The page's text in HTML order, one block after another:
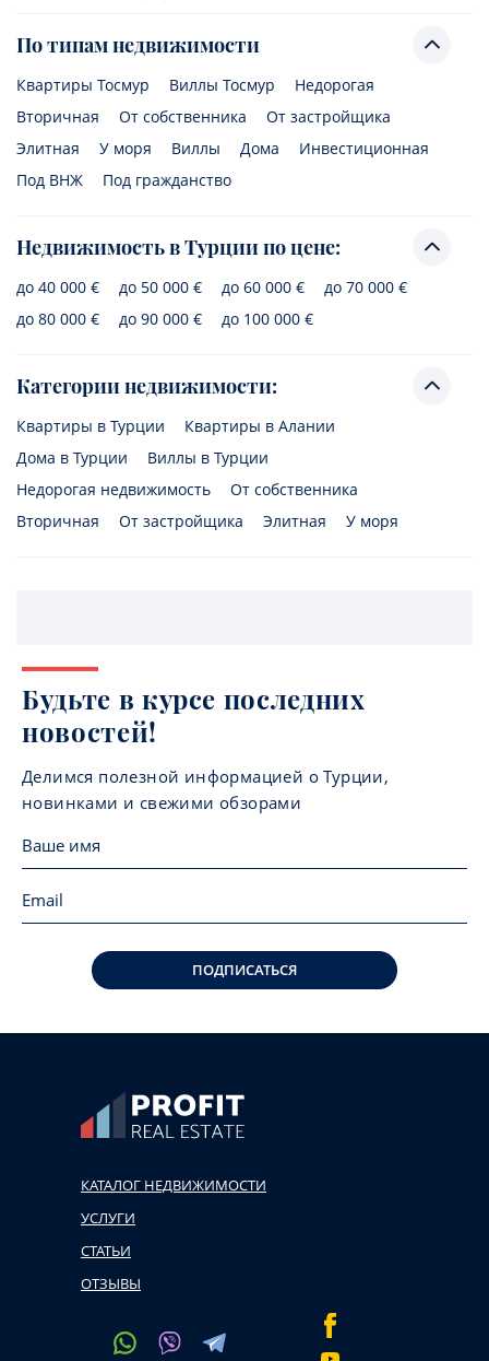
По типам недвижимости
Квартиры Тосмур Виллы Тосмур
Недорогая
Вторичная
От собственника
От застройщика
Элитная
У моря Виллы Дома
Инвестиционная
Под ВНЖ
Под гражданство
Недвижимость в Турции по цене:
до 40 000 € до 50 000 € до 60 000 €
до 70 000 €
до 80 000 €
до 90 000 € до 100 000 €
Категории недвижимости:
Квартиры в Турции
Квартиры в Алании
Дома в Турции
Виллы в Турции
Недорогая недвижимость
От собственника
Вторичная
От застройщика Элитная У моря
Будьте в курсе последних
новостей!
Делимся полезной информацией о Турции,
новинками и свежими обзорами
ПОДПИСАТЬСЯ
КАТАЛОГ НЕДВИЖИМОСТИ
УСЛУГИ
СТАТЬИ
ОТЗЫВЫ